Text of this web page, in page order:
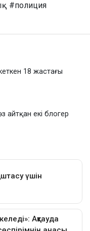
#полиция
18 жастағы
айтқан екі блогер